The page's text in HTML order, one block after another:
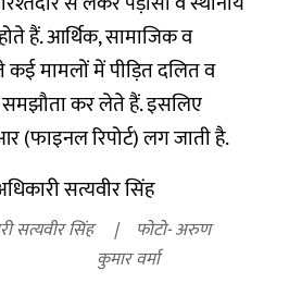
हैं. आर्थिक, सामाजिक व
कई मामलों में पीड़ित दलित व
समझौता कर लेते हैं. इसलिए
रिपोर्ट) लग जाती है.
सत्यवीर सिंह
फोटो- अरुण
कुमार वर्मा